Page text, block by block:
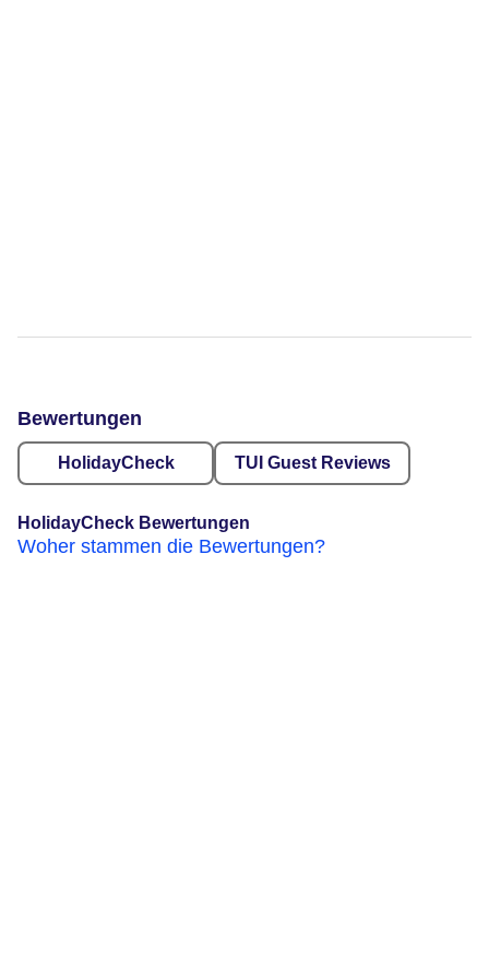
Bewertungen
HolidayCheck TUI Guest Reviews
HolidayCheck Bewertungen
Woher stammen die Bewertungen?